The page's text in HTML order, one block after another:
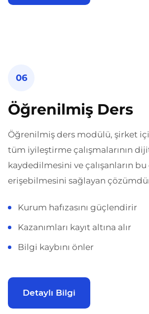
06
Öğrenilmiş Ders
Öğrenilmiş ders modülü, şirket
tüm iyileştirme çalışmalarının
kaydedilmesini ve çalışanların
erişebilmesini sağlayan
Kurum hafızasını güçlendirir
Kazanımları kayıt altına alır
Bilgi kaybını önler
Detaylı Bilgi